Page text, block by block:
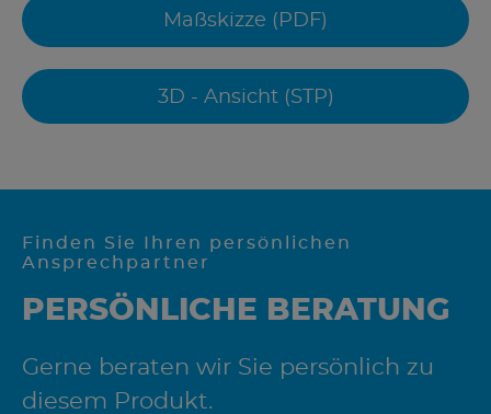
Maßskizze (PDF)
3D - Ansicht (STP)
Finden Sie Ihren persönlichen
Ansprechpartner
PERSÖNLICHE BERATUNG
Gerne beraten wir Sie persönlich zu
diesem Produkt.